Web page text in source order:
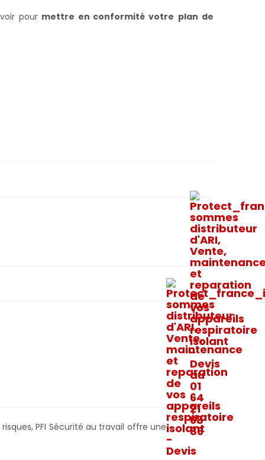
pourmettre en conformité votre plan de
PFI Sécurité au travail offre une